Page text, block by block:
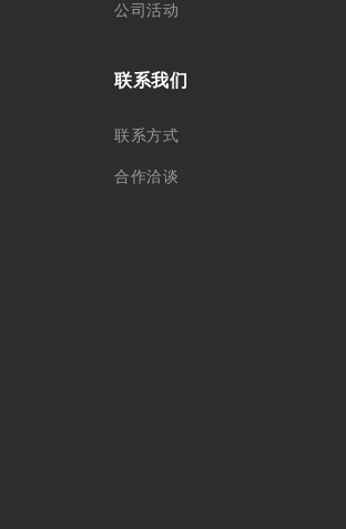
公司活动
联系我们
联系方式
合作洽谈